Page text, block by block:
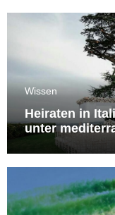
Wissen
Heiraten in
unter